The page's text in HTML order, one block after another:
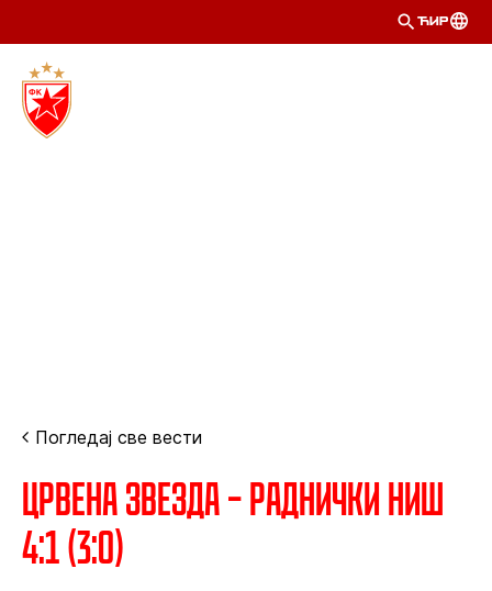
ЋИР
Погледај све вести
Црвена звезда – Раднички Ниш
4:1 (3:0)